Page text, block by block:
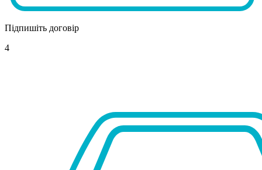
Підпишіть договір
4